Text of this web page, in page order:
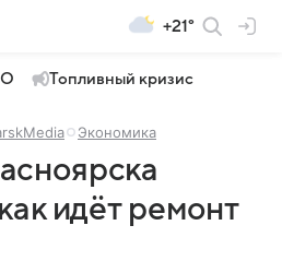
+21°
Топливный кризис
Экономика
идёт ремонт